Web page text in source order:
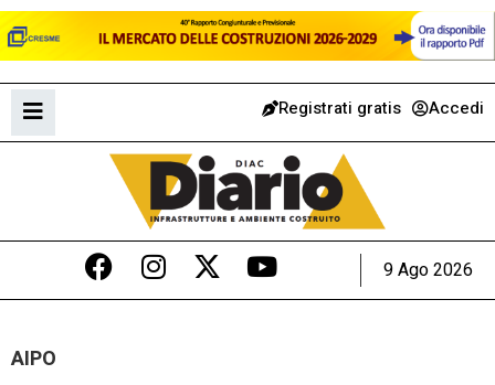
Registrati gratis Accedi
9 Ago 2026
AIPO